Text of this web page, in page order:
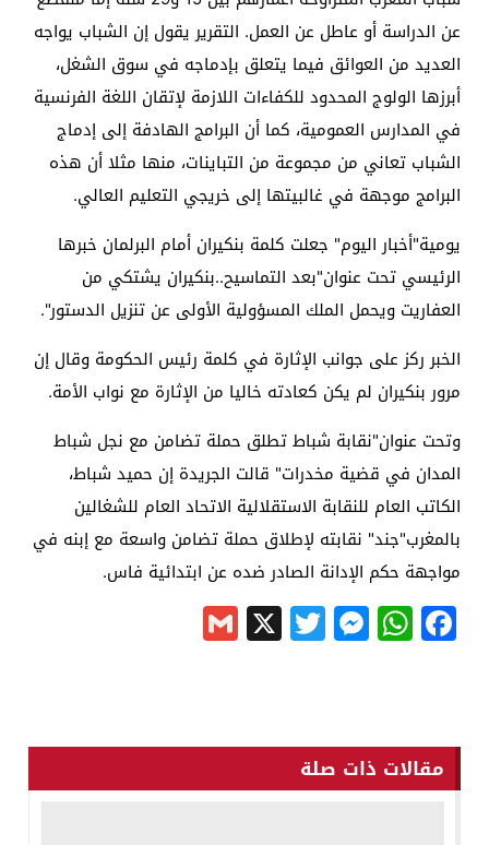
عن الدراسة أو عاطل عن العمل. التقرير يقول إن الشباب يواجه
العديد من العوائق فيما يتعلق بإدماجه في سوق الشغل،
أبرزها الولوج المحدود للكفاءات اللازمة لإتقان اللغة الفرنسية
في المدارس العمومية، كما أن البرامج الهادفة إلى إدماج
الشباب تعاني من مجموعة من التباينات، منها مثلا أن هذه
البرامج موجهة في غالبيتها إلى خريجي التعليم العالي.
يومية"أخبار اليوم" جعلت كلمة بنكيران أمام البرلمان خبرها
الرئيسي تحت عنوان"بعد التماسيح..بنكيران يشتكي من
العفاريت ويحمل الملك المسؤولية الأولى عن تنزيل الدستور".
الخبر ركز على جوانب الإثارة في كلمة رئيس الحكومة وقال إن
مرور بنكيران لم يكن كعادته خاليا من الإثارة مع نواب الأمة.
وتحت عنوان"نقابة شباط تطلق حملة تضامن مع نجل شباط
المدان في قضية مخدرات" قالت الجريدة إن حميد شباط،
الكاتب العام للنقابة الاستقلالية الاتحاد العام للشغالين
بالمغرب"جند" نقابته لإطلاق حملة تضامن واسعة مع إبنه في
مواجهة حكم الإدانة الصادر ضده عن ابتدائية فاس.
Facebook
WhatsApp
Messenger
Twitter
X
مقالات ذات صلة